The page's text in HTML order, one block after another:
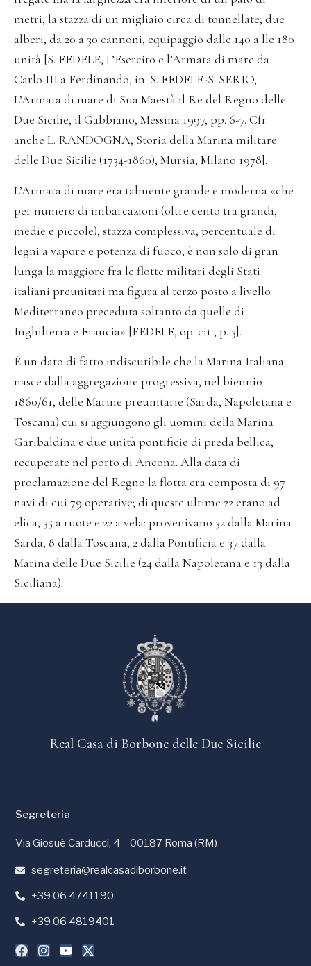
metri, la stazza di un migliaio circa di tonnellate; due
alberi, da 20 a 30 cannoni, equipaggio dalle 140 a lle 180
unità [S. FEDELE, L’Esercito e l’Armata di mare da
Carlo III a Ferdinando, in: S. FEDELE-S. SERIO,
L’Armata di mare di Sua Maestà il Re del Regno delle
Due Sicilie, il Gabbiano, Messina 1997, pp. 6-7. Cfr.
anche L. RANDOGNA, Storia della Marina militare
delle Due Sicilie (1734-1860), Mursia, Milano 1978].
L’Armata di mare era talmente grande e moderna «che
per numero di imbarcazioni (oltre cento tra grandi,
medie e piccole), stazza complessiva, percentuale di
legni a vapore e potenza di fuoco, è non solo di gran
lunga la maggiore fra le flotte militari degli Stati
italiani preunitari ma figura al terzo posto a livello
Mediterraneo preceduta soltanto da quelle di
Inghilterra e Francia» [FEDELE, op. cit., p. 3].
È un dato di fatto indiscutibile che la Marina Italiana
nasce dalla aggregazione progressiva, nel biennio
1860/61, delle Marine preunitarie (Sarda, Napoletana e
Toscana) cui si aggiungono gli uomini della Marina
Garibaldina e due unità pontificie di preda bellica,
recuperate nel porto di Ancona. Alla data di
proclamazione del Regno la flotta era composta di 97
navi di cui 79 operative; di queste ultime 22 erano ad
elica, 35 a ruote e 22 a vela: provenivano 32 dalla Marina
Sarda, 8 dalla Toscana, 2 dalla Pontificia e 37 dalla
Marina delle Due Sicilie (24 dalla Napoletana e 13 dalla
Siciliana).
Real Casa di Borbone delle Due Sicilie
Segreteria
Via Giosuè Carducci, 4 – 00187 Roma (RM)
segreteria@realcasadiborbone.it
+39 06 4741190
+39 06 4819401